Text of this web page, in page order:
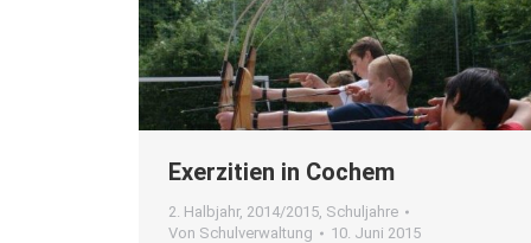
Exer­zi­ti­en in Cochem
2. Halbjahr, 2014/2015 Schuljahre
Von Schulverwaltung 10. Juni 2015